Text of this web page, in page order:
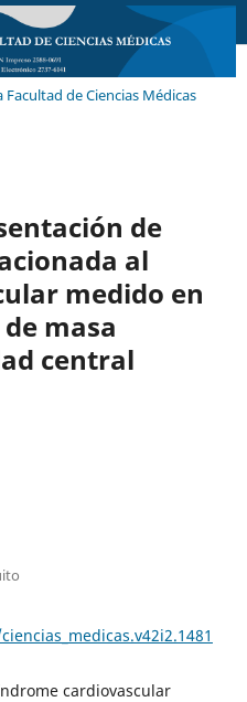
de Ciencias Médicas
de
al
medido en
masa
central
cardiovascular